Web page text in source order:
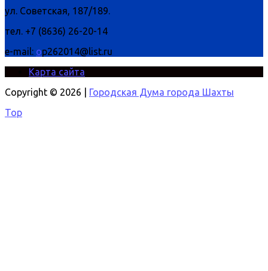
ул. Советская, 187/189.
тел. +7 (8636) 26-20-14
e-mail: op262014@list.ru
Карта сайта
Copyright © 2026 |
Городская Дума города Шахты
Top